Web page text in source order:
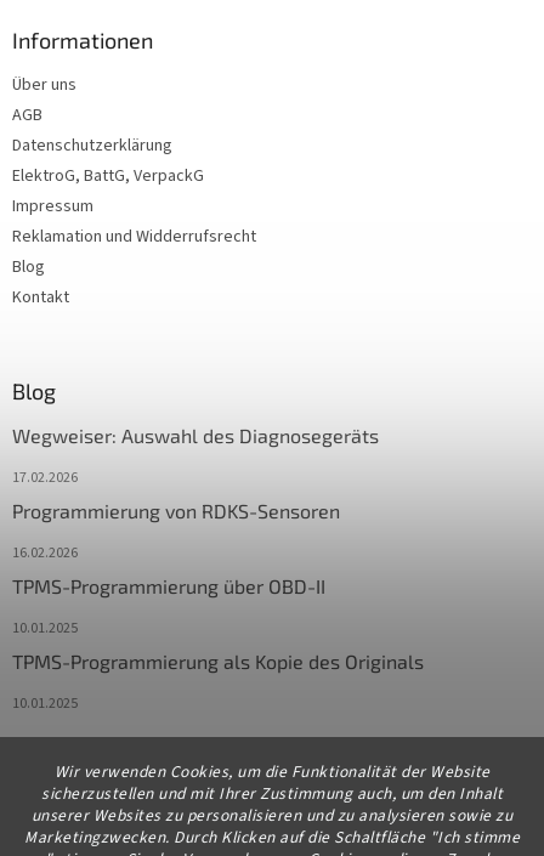
Wir verwenden Cookies, um die Funktionalität der Website
sicherzustellen und mit Ihrer Zustimmung auch, um den Inhalt
unserer Websites zu personalisieren und zu analysieren sowie zu
Marketingzwecken. Durch Klicken auf die Schaltfläche "Ich stimme
Informationen
Über uns
AGB
Datenschutzerklärung
ElektroG, BattG, VerpackG
Impressum
Reklamation und Widderrufsrecht
Blog
Kontakt
Blog
Wegweiser: Auswahl des Diagnosegeräts
17.02.2026
Programmierung von RDKS-Sensoren
16.02.2026
TPMS-Programmierung über OBD-II
10.01.2025
TPMS-Programmierung als Kopie des Originals
10.01.2025
Kontakt
info@diagstore.de